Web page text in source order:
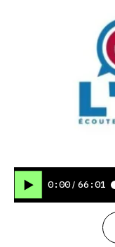
0:00 / 66:01